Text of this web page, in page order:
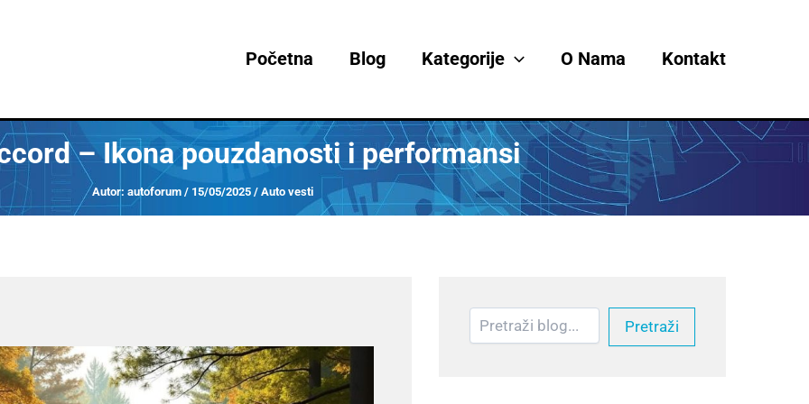
Početna Blog Kategorije O Nama Kontakt
– Ikona pouzdanosti i performansi
Autor: autoforum / 15/05/2025 / Auto vesti
Pretraži